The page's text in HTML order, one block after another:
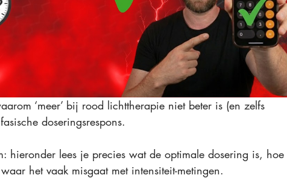
‘meer’ bij rood lichttherapie niet beter is (en zelfs
doseringsrespons.
hieronder lees je precies wat de optimale dosering is, hoe
het vaak misgaat met intensiteit-metingen.